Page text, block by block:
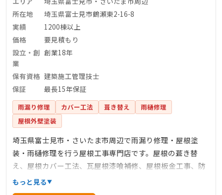
所在地
埼玉県富士見市鶴瀬東2-16-8
実績
1200棟以上
価格
要見積もり
設立・創
業
創業18年
保有資格 建築施工管理技士
保証
最長15年保証
雨漏り修理 カバー工法 葺き替え
雨樋修理
屋根外壁塗装
埼玉県富士見市・さいたま市周辺で雨漏り修理・屋根塗
装・雨樋修理を行う屋根工事専門店です。屋根の葺き替
え、屋根カバー工法、瓦屋根漆喰補修、屋根板金工事、防
水工事なども承っております。創業18年、累計1,200棟の施
工実績があり、建築施工管理技士など有資格者が現場で施
もっと見る